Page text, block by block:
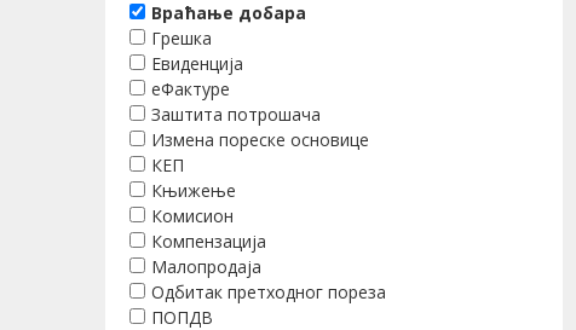
Враћање добара
Грешка
Евиденција
еФактуре
Заштита потрошача
Измена пореске основице
КЕП
Књижење
Комисион
Компензација
Малопродаја
Одбитак претходног пореза
ПОПДВ